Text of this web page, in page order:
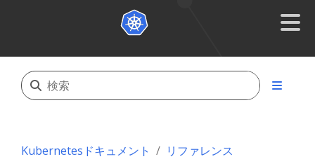
Kubernetesドキュメント
リファレンス